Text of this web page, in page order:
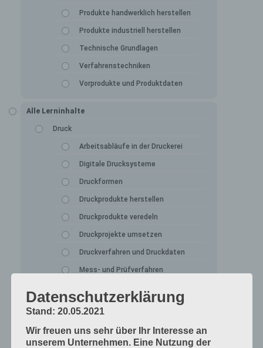
Produkte handwerklich herstellen
Produkte industriell herstellen
Technische Grundlagen
Verfahrenstechniken
Vorprodukte und Produktdaten
Alle Lerninhalte
Druck
Arbeitsabläufe in der Druckerei
Digitale Drucksysteme
Druckformen
Druckprodukte herstellen
Druckprodukte veredeln
Druckprojekte umsetzen
Druckverfahren und Druckdaten
Mess- und Prüfverfahren
Prozess-Standards in Druckverfahren
Werkstoffe und Druckmaterialien
Datenschutzerklärung
Stand: 20.05.2021
Wir freuen uns sehr über Ihr Interesse an
unserem Unternehmen. Eine Nutzung der